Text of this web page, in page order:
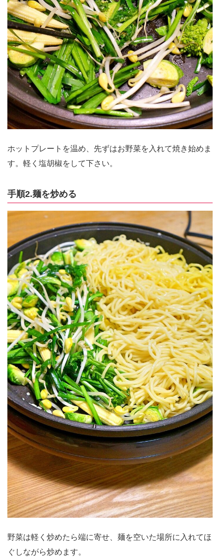
ホットプレートを温め、先ずはお野菜を入れて焼き始めま
す。軽く塩胡椒をして下さい。
手順2.麺を炒める
野菜は軽く炒めたら端に寄せ、麺を空いた場所に入れてほ
ぐしながら炒めます。